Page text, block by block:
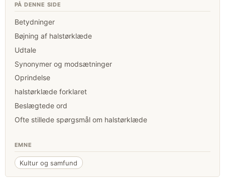
PÅ DENNE SIDE
Betydninger
Bøjning af halstørklæde
Udtale
Synonymer og modsætninger
Oprindelse
halstørklæde forklaret
Beslægtede ord
Ofte stillede spørgsmål om halstørklæde
EMNE
Kultur og samfund